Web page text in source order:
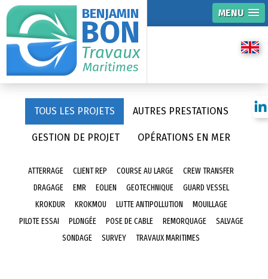
MENU
BENJAMIN
BON
Travaux
Maritimes
TOUS LES PROJETS AUTRES PRESTATIONS
GESTION DE PROJET OPÉRATIONS EN MER
ATTERRAGE CLIENT REP COURSE AU LARGE
CREW TRANSFER
DRAGAGE
EMR EOLIEN GEOTECHNIQUE
GUARD VESSEL
KROKDUR
KROKMOU LUTTE ANTIPOLLUTION
MOUILLAGE
PILOTE ESSAI
PLONGÉE POSE DE CABLE REMORQUAGE
SALVAGE
SONDAGE
SURVEY TRAVAUX MARITIMES